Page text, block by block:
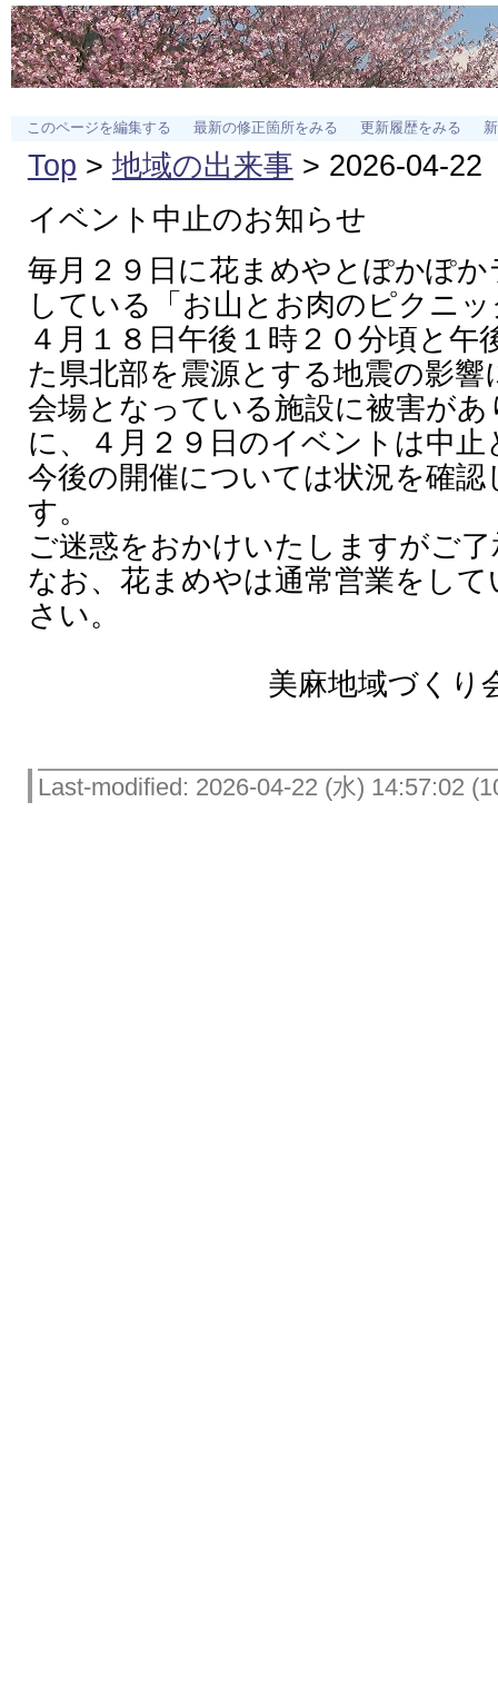
このページを編集する 最新の修正箇所をみる 更新履歴をみる
Top > 地域の出来事 > 2026-04-22
イベント中止のお知らせ
毎月２９日に花まめやとぽかぽ
している「お山とお肉のピクニ
４月１８日午後１時２０分頃と午
た県北部を震源とする地震の影響
会場となっている施設に被害が
に、４月２９日のイベントは中
今後の開催については状況を確
す。
ご迷惑をおかけいたしますがご
なお、花まめやは通常営業をし
さい。
美麻地域づくり会
Last-modified: 2026-04-22 (水) 14:57:02